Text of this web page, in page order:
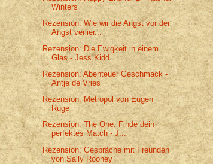
Winters
Rezension: Wie wir die Angst vor der
Angst verlier...
Rezension: Die Ewigkeit in einem
Glas - Jess Kidd
Rezension: Abenteuer Geschmack -
Antje de Vries
Rezension: Metropol von Eugen
Ruge
Rezension: The One. Finde dein
perfektes Match - J...
Rezension: Gespräche mit Freunden
von Sally Rooney